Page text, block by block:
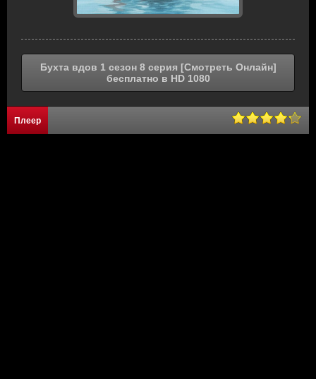
Бухта вдов 1 сезон 8 серия [Смотреть Онлайн]
бесплатно в HD 1080
Плеер